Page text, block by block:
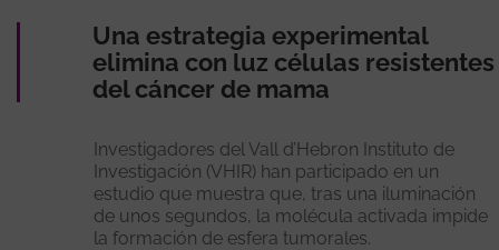
Una estrategia experimental
elimina con luz células resistentes
del cáncer de mama
Investigadores del Vall d’Hebron Instituto de
Investigación (VHIR) han participado en un
estudio que muestra que, tras una iluminación
de unos segundos, la molécula activada impide
la formación de esfera tumorales.